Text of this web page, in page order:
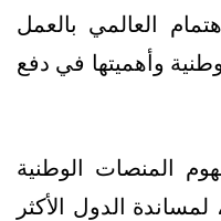
العالمي بالعمل
وأهميتها في دفع
المنصات الوطنية
الدول الأكثر